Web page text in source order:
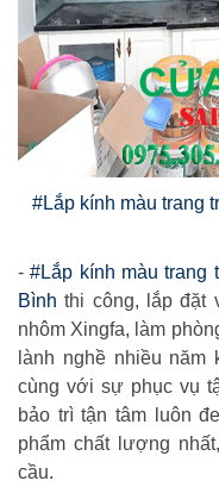
#Lắp kính màu trang
-#Lắp kính màu trang
Bình thi công, lắp đặt
nhôm Xingfa, làm
lành nghề nhiều
cùng với sự phục vụ
bảo trì tận tâm luôn
phẩm chất lượng
cầu.